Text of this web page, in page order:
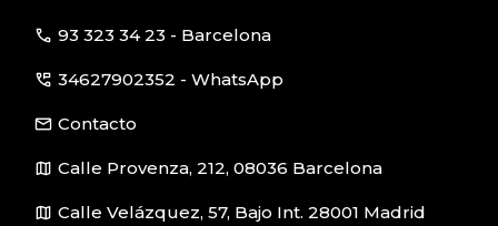
call 93 323 34 23 - Barcelona
perm_phone_msg 34627902352 - WhatsApp
email Contacto
map Calle Provenza, 212, 08036 Barcelona
map Calle Velázquez, 57, Bajo Int. 28001 Madrid